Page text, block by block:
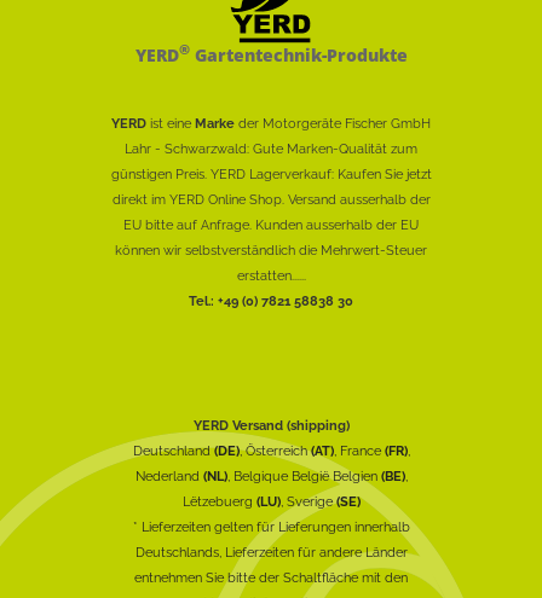
YERD®Gartentechnik-Produkte
YERD ist eine Marke der Motorgeräte Fischer GmbH
Lahr - Schwarzwald: Gute Marken-Qualität zum
günstigen Preis. YERD Lagerverkauf: Kaufen Sie jetzt
direkt im YERD Online Shop. Versand ausserhalb der
EU bitte auf Anfrage. Kunden ausserhalb der EU
können wir selbstverständlich die Mehrwert-Steuer
erstatten......
Tel.: +49 (0) 7821 58838 30
YERD Versand (shipping)
Deutschland(DE), Österreich(AT), France (FR),
Nederland (NL), Belgique België Belgien (BE),
Lëtzebuerg (LU), Sverige(SE)
* Lieferzeiten gelten für Lieferungen innerhalb
Deutschlands, Lieferzeiten für andere Länder
entnehmen Sie bitte der Schaltfläche mit den